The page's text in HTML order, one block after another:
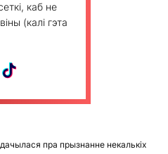
каб не
(калі гэта
пра прызнанне некалькіх